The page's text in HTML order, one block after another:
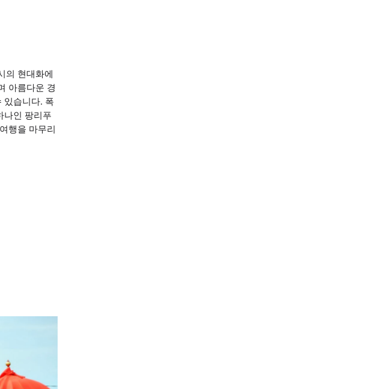
의 현대화에
아름다운 경
있습니다. 폭
나인 팡리푸
행을 마무리